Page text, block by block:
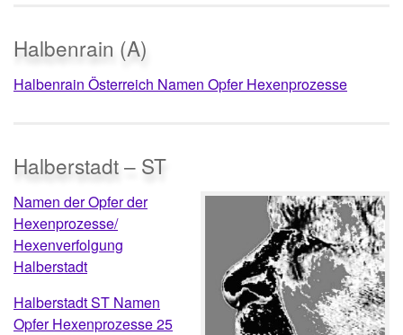
Halbenrain (A)
Halbenrain Österreich Namen Opfer Hexenprozesse
Halberstadt – ST
Namen der Opfer der
Hexenprozesse/
Hexenverfolgung
Halberstadt
Halberstadt ST Namen
Opfer Hexenprozesse 25